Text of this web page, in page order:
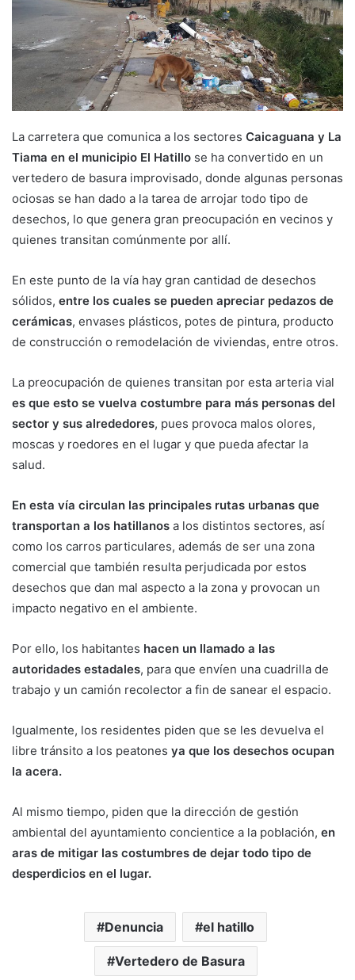
La carretera que comunica a los sectores Caicaguana y La
Tiama en el municipio El Hatillo se ha convertido en un
vertedero de basura improvisado, donde algunas personas
ociosas se han dado a la tarea de arrojar todo tipo de
desechos, lo que genera gran preocupación en vecinos y
quienes transitan comúnmente por allí.
En este punto de la vía hay gran cantidad de desechos
sólidos, entre los cuales se pueden apreciar pedazos de
cerámicas, envases plásticos, potes de pintura, producto
de construcción o remodelación de viviendas, entre otros.
La preocupación de quienes transitan por esta arteria vial
es que esto se vuelva costumbre para más personas del
sector y sus alrededores, pues provoca malos olores,
moscas y roedores en el lugar y que pueda afectar la
salud.
En esta vía circulan las principales rutas urbanas que
transportan a los hatillanos a los distintos sectores, así
como los carros particulares, además de ser una zona
comercial que también resulta perjudicada por estos
desechos que dan mal aspecto a la zona y provocan un
impacto negativo en el ambiente.
Por ello, los habitantes hacen un llamado a las
autoridades estadales, para que envíen una cuadrilla de
trabajo y un camión recolector a fin de sanear el espacio.
Igualmente, los residentes piden que se les devuelva el
libre tránsito a los peatones ya que los desechos ocupan
la acera.
Al mismo tiempo, piden que la dirección de gestión
ambiental del ayuntamiento concientice a la población, en
aras de mitigar las costumbres de dejar todo tipo de
desperdicios en el lugar.
Denuncia el hatillo
Vertedero de Basura